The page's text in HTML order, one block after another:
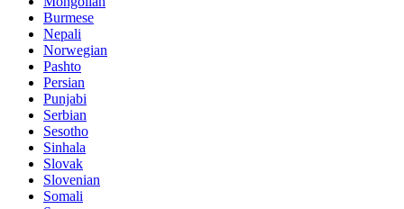
Burmese
Nepali
Norwegian
Pashto
Persian
Punjabi
Serbian
Sesotho
Sinhala
Slovak
Slovenian
Somali